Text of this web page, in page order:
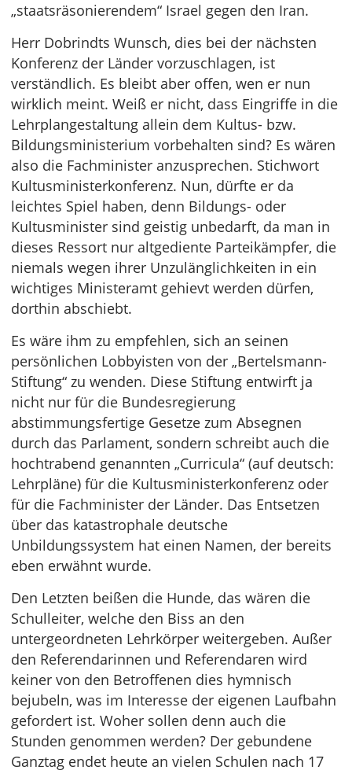
„staatsräsonierendem“ Israel gegen den Iran.
Herr Dobrindts Wunsch, dies bei der nächsten
Konferenz der Länder vorzuschlagen, ist
verständlich. Es bleibt aber offen, wen er nun
wirklich meint. Weiß er nicht, dass Eingriffe in die
Lehrplangestaltung allein dem Kultus- bzw.
Bildungsministerium vorbehalten sind? Es wären
also die Fachminister anzusprechen. Stichwort
Kultusministerkonferenz. Nun, dürfte er da
leichtes Spiel haben, denn Bildungs- oder
Kultusminister sind geistig unbedarft, da man in
dieses Ressort nur altgediente Parteikämpfer, die
niemals wegen ihrer Unzulänglichkeiten in ein
wichtiges Ministeramt gehievt werden dürfen,
dorthin abschiebt.
Es wäre ihm zu empfehlen, sich an seinen
persönlichen Lobbyisten von der „Bertelsmann-
Stiftung“ zu wenden. Diese Stiftung entwirft ja
nicht nur für die Bundesregierung
abstimmungsfertige Gesetze zum Absegnen
durch das Parlament, sondern schreibt auch die
hochtrabend genannten „Curricula“ (auf deutsch:
Lehrpläne) für die Kultusministerkonferenz oder
für die Fachminister der Länder. Das Entsetzen
über das katastrophale deutsche
Unbildungssystem hat einen Namen, der bereits
eben erwähnt wurde.
Den Letzten beißen die Hunde, das wären die
Schulleiter, welche den Biss an den
untergeordneten Lehrkörper weitergeben. Außer
den Referendarinnen und Referendaren wird
keiner von den Betroffenen dies hymnisch
bejubeln, was im Interesse der eigenen Laufbahn
gefordert ist. Woher sollen denn auch die
Stunden genommen werden? Der gebundene
Ganztag endet heute an vielen Schulen nach 17